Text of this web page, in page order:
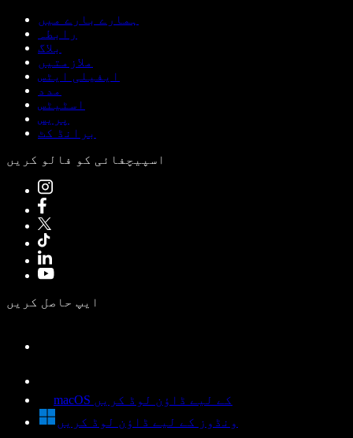
ہمارے بارے میں
رابطہ
بلاگ
ملازمتیں
ایفیلی ایٹس
مدد
اسٹیٹس
پریس
برانڈ کٹ
اسپیچفائی کو فالو کریں
ایپ حاصل کریں
macOS کے لیے ڈاؤن لوڈ کریں
ونڈوز کے لیے ڈاؤن لوڈ کریں